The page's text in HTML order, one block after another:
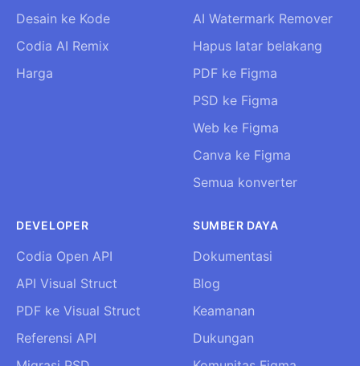
Desain ke Kode
Codia AI Remix
Harga
AI Watermark Remover
Hapus latar belakang
PDF ke Figma
PSD ke Figma
Web ke Figma
Canva ke Figma
Semua konverter
DEVELOPER
Codia Open API
API Visual Struct
PDF ke Visual Struct
Referensi API
SUMBER DAYA
Dokumentasi
Blog
Keamanan
Dukungan